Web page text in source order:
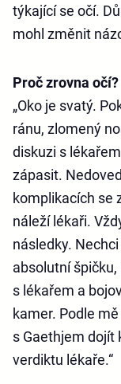
týkající se očí.
mohl změnit
Proč zrovna očí?
„Oko je svatý.
ránu, zlomený
diskuzi s
zápasit.
komplikacích se
náleží lékaři.
následky.
absolutní
s lékařem a
kamer. Podle
s Gaethjem dojít
verdiktu lékaře.“